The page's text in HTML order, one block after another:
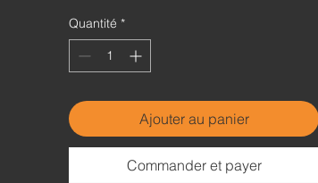
épices et sucre brun...parfumé à la fleur de
sel de Gozo.
(livré en boîte cautionnée 7€)
Quantité *
Ajouter au panier
Commander et payer